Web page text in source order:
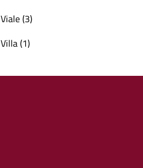
Viale (3)
Villa (1)